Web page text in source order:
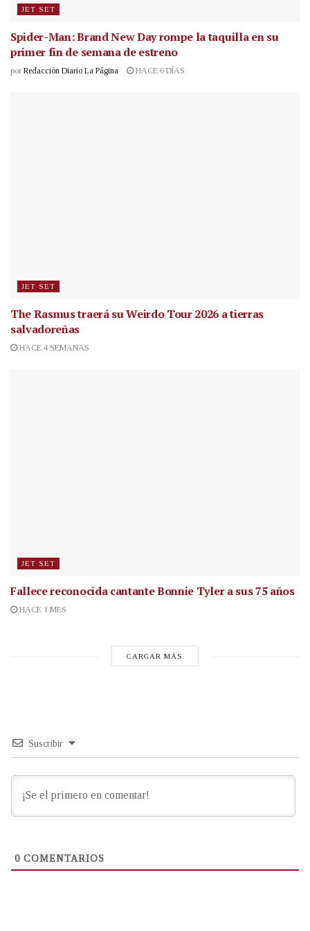
JET SET
Spider-Man: Brand New Day rompe la taquilla en su
primer fin de semana de estreno
por Redacción Diario La Página HACE 6 DÍAS
JET SET
The Rasmus traerá su Weirdo Tour 2026 a tierras
salvadoreñas
HACE 4 SEMANAS
JET SET
Fallece reconocida cantanteBonnie Tyler a sus 75 años
HACE 1 MES
CARGAR MÁS
Suscribir
0 COMENTARIOS